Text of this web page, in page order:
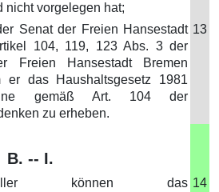
nicht vorgelegen hat;
Senat der Freien Hansestadt
104, 119, 123 Abs. 3 der
Freien Hansestadt Bremen
er das Haushaltsgesetz 1981
gemäß Art. 104 der
zu erheben.
13
B. -- I.
können das 14